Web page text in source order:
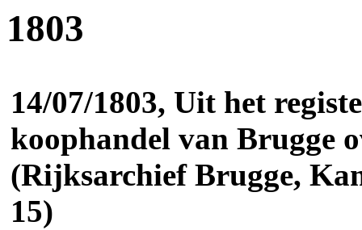
1803
14/07/1803, Uit het
koophandel van Brugge
(Rijksarchief Brugge,
15)